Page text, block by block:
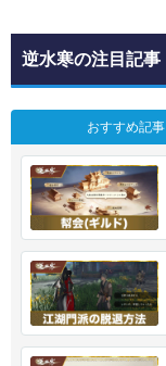
逆水寒の注目記事
おすすめ記事